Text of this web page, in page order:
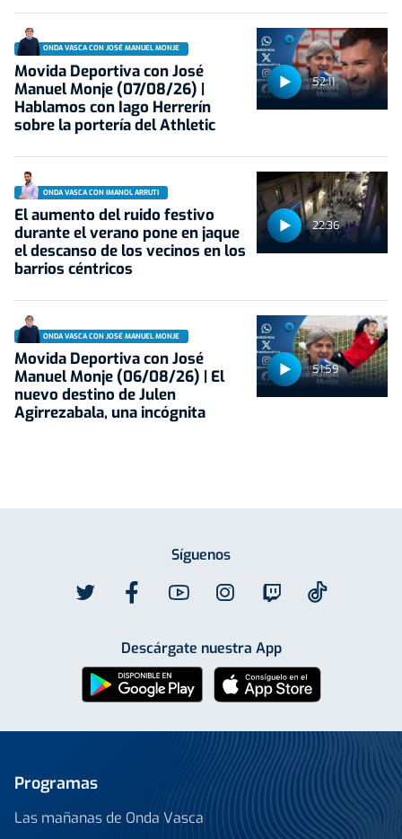
52:11
ONDA VASCA CON JOSÉ MANUEL MONJE
Movida Deportiva con José
Manuel Monje (07/08/26) |
Hablamos con Iago Herrerín
sobre la portería del Athletic
22:36
ONDA VASCA CON IMANOL ARRUTI
El aumento del ruido festivo
durante el verano pone en jaque
el descanso de los vecinos en los
barrios céntricos
51:59
ONDA VASCA CON JOSÉ MANUEL MONJE
Movida Deportiva con José
Manuel Monje (06/08/26) | El
nuevo destino de Julen
Agirrezabala, una incógnita
Síguenos
Descárgate nuestra App
Programas
Las mañanas de Onda Vasca